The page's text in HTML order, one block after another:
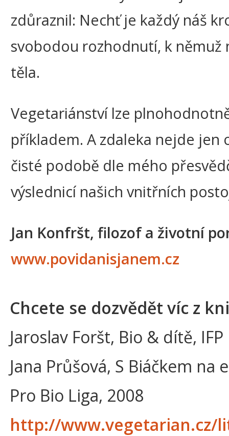
zdůraznil: Nechť je každý náš
svobodou rozhodnutí, k
těla.
Vegetariánství lze
příkladem. A zdaleka nejde jen
čisté podobě dle mého
výslednicí našich vnitřních
Jan Konfršt, filozof a životní
www.povidanisjanem.cz
Chcete se dozvědět víc z
Jaroslav Foršt, Bio & dítě,
Jana Průšová, S Biáčkem
Pro Bio Liga, 2008
http://www.vegetarian.cz/